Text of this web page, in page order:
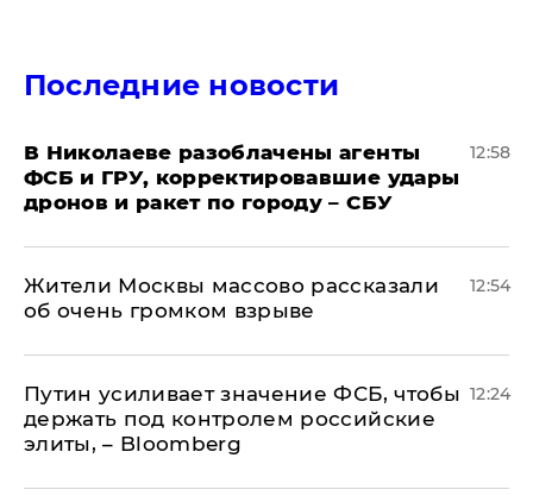
Последние новости
В Николаеве разоблачены агенты
ФСБ и ГРУ, корректировавшие удары
дронов и ракет по городу – СБУ
12:58
Жители Москвы массово рассказали
об очень громком взрыве
12:54
Путин усиливает значение ФСБ, чтобы
держать под контролем российские
элиты, – Bloomberg
12:24